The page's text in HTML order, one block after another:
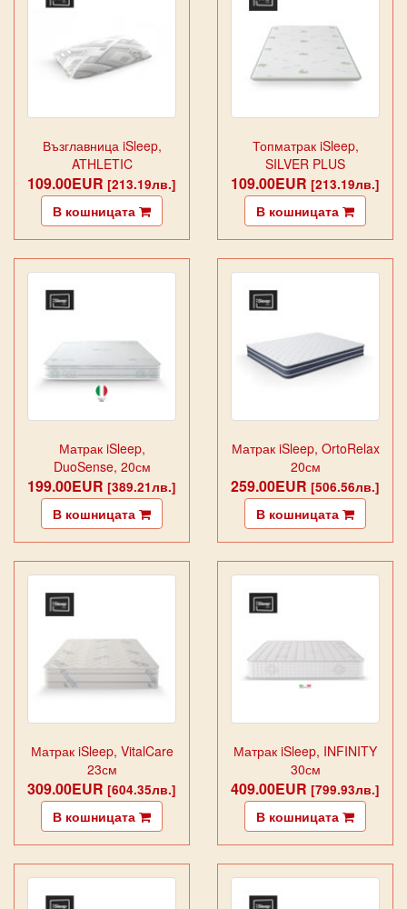
Възглавница iSleep,
ATHLETIC
109.00EUR [213.19лв.]
В кошницата
Топматрак iSleep,
SILVER PLUS
109.00EUR [213.19лв.]
В кошницата
Матрак iSleep,
DuoSense, 20см
199.00EUR [389.21лв.]
В кошницата
Матрак iSleep, OrtoRelax
20см
259.00EUR [506.56лв.]
В кошницата
Матрак iSleep, VitalCare
23см
309.00EUR [604.35лв.]
В кошницата
Матрак iSleep, INFINITY
30см
409.00EUR [799.93лв.]
В кошницата